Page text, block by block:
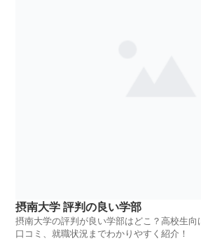
摂南大学 評判の良い学部
摂南大学の評判が良い学部はどこ？高校生
口コミ、就職状況までわかりやすく紹介！